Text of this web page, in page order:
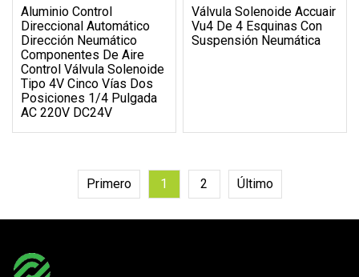
Aluminio Control
Direccional Automático
Dirección Neumático
Componentes De Aire
Control Válvula Solenoide
Tipo 4V Cinco Vías Dos
Posiciones 1/4 Pulgada
AC 220V DC24V
Válvula Solenoide Accuair
Vu4 De 4 Esquinas Con
Suspensión Neumática
Primero 1 2 Último